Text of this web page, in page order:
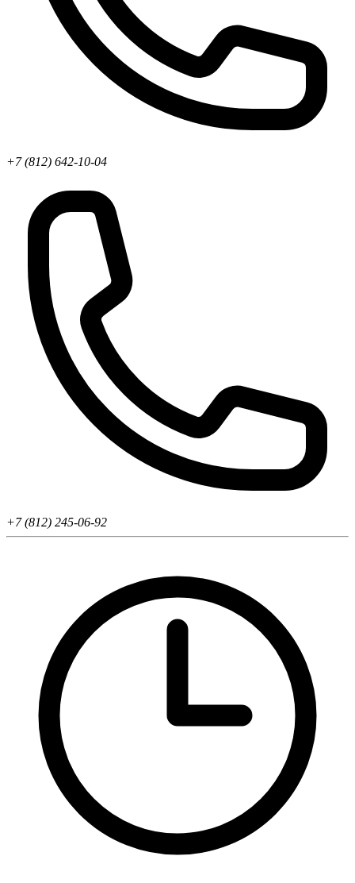
+7 (812) 642-10-04
+7 (812) 245-06-92